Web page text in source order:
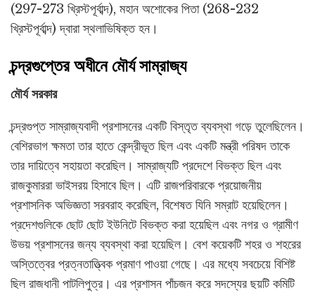
(297-273 খ্রিস্টপূর্বাব্দ), মহান অশোকের পিতা (268-232
খ্রিস্টপূর্বাব্দ) দ্বারা স্থলাভিষিক্ত হন।
চন্দ্রগুপ্তের অধীনে মৌর্য সাম্রাজ্য
মৌর্য সরকার
চন্দ্রগুপ্ত সাম্রাজ্যবাদী প্রশাসনের একটি বিস্তৃত ব্যবস্থা গড়ে তুলেছিলেন।
বেশিরভাগ ক্ষমতা তার হাতে কেন্দ্রীভূত ছিল এবং একটি মন্ত্রী পরিষদ তাকে
তার দায়িত্বে সহায়তা করেছিল। সাম্রাজ্যটি প্রদেশে বিভক্ত ছিল এবং
রাজকুমাররা ভাইসরয় হিসাবে ছিল। এটি রাজপরিবারকে প্রয়োজনীয়
প্রশাসনিক অভিজ্ঞতা সরবরাহ করেছিল, বিশেষত যিনি সম্রাট হয়েছিলেন।
প্রদেশগুলিকে ছোট ছোট ইউনিটে বিভক্ত করা হয়েছিল এবং নগর ও গ্রামীণ
উভয় প্রশাসনের জন্য ব্যবস্থা করা হয়েছিল। বেশ কয়েকটি শহর ও শহরের
অস্তিত্বের প্রত্নতাত্ত্বিক প্রমাণ পাওয়া গেছে। এর মধ্যে সবচেয়ে বিশিষ্ট
ছিল রাজধানী পাটলিপুত্র। এর প্রশাসন পাঁচজন করে সদস্যের ছয়টি কমিটি